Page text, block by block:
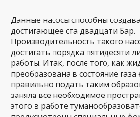
Данные насосы способны
достигающее ста двадцати Бар.
Производительность такого
достигать порядка пятидесяти
работы. Итак, после того, как
преобразована в состояние газа
правильно подать таким
заняла все необходимое
этого в работе